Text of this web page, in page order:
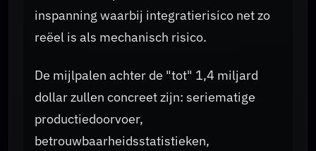
inspanning waarbij integratierisico net zo
reëel is als mechanisch risico.
De mijlpalen achter de "tot" 1,4 miljard
dollar zullen concreet zijn: seriematige
productiedoorvoer,
betrouwbaarheidsstatistieken,